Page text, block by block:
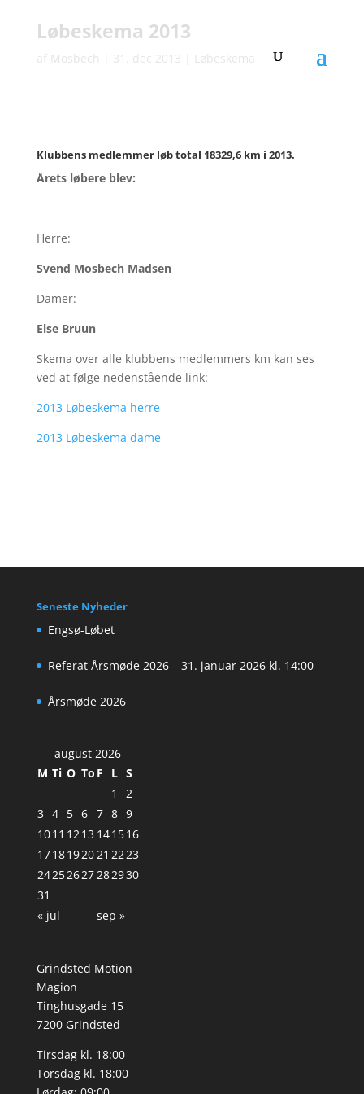
Løbeskema 2013
af Mosbech 31. dec 2013 Løbeskema
Klubbens medlemmer løb total 18329,6 km i 2013.
Årets løbere blev:
Herre:
Svend Mosbech Madsen
Damer:
Else Bruun
Skema over alle klubbens medlemmers km kan ses
ved at følge nedenstående link:
2013 Løbeskema herre
2013 Løbeskema dame
Seneste Nyheder
Engsø-Løbet
Referat Årsmøde 2026 – 31. januar 2026 kl. 14:00
Årsmøde 2026
august 2026
M Ti O To F L S
1
2
3 4 5 6 7 8 9
1011 1213 141516
1718192021 2223
24252627282930
31
« jul
sep »
Grindsted Motion
Magion
Tinghusgade 15
7200 Grindsted
Tirsdag kl. 18:00
Torsdag kl. 18:00